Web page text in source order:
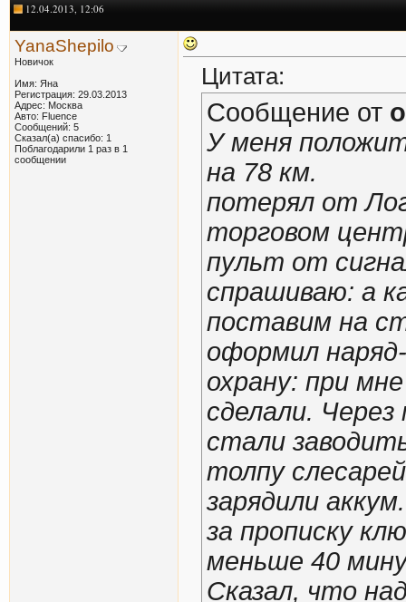
12.04.2013, 12:06
YanaShepilo
Новичок
Имя: Яна
Регистрация: 29.03.2013
Адрес: Москва
Авто: Fluence
Сообщений: 5
Сказал(а) спасибо: 1
Поблагодарили 1 раз в 1
сообщении
Цитата:
Сообщение от
У меня
на 78 км.
потерял от
торговом
пульт от
спрашиваю: а
поставим на
оформил
охрану: при
сделали. Через
стали
толпу
зарядили
за прописку
меньше 40
Сказал, что